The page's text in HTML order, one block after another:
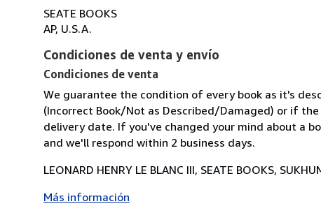
SEATE BOOKS
AP, U.S.A.
Condiciones de venta y envío
Condiciones de venta
We guarantee the condition of every book as it's
(Incorrect Book/Not as Described/Damaged) or if
delivery date. If you've changed your mind about a
and we'll respond within 2 business days.
LEONARD HENRY LE BLANC III, SEATE BOOKS,
Más información